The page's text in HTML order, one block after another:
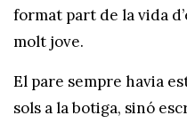
format part de la vida
molt jove.
El pare sempre havia
sols a la botiga, sinó